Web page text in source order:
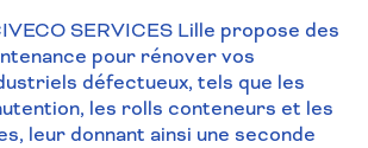
SERVICES Lille propose des
pour rénover vos
défectueux, tels que les
les rolls conteneurs et les
leur donnant ainsi une seconde